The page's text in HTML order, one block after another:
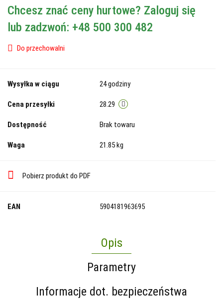
Chcesz znać ceny hurtowe? Zaloguj się
lub zadzwoń: +48 500 300 482
Do przechowalni
Wysyłka w ciągu 24 godziny
Cena przesyłki 28.29
Dostępność Brak towaru
Waga 21.85 kg
Pobierz produkt do PDF
EAN 5904181963695
Opis
Parametry
Informacje dot. bezpieczeństwa